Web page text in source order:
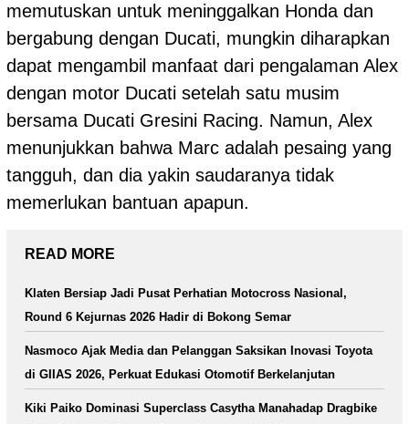
memutuskan untuk meninggalkan Honda dan
bergabung dengan Ducati, mungkin diharapkan
dapat mengambil manfaat dari pengalaman Alex
dengan motor Ducati setelah satu musim
bersama Ducati Gresini Racing. Namun, Alex
menunjukkan bahwa Marc adalah pesaing yang
tangguh, dan dia yakin saudaranya tidak
memerlukan bantuan apapun.
READ MORE
Klaten Bersiap Jadi Pusat Perhatian Motocross Nasional,
Round 6 Kejurnas 2026 Hadir di Bokong Semar
Nasmoco Ajak Media dan Pelanggan Saksikan Inovasi Toyota
di GIIAS 2026, Perkuat Edukasi Otomotif Berkelanjutan
Kiki Paiko Dominasi Superclass Casytha Manahadap Dragbike